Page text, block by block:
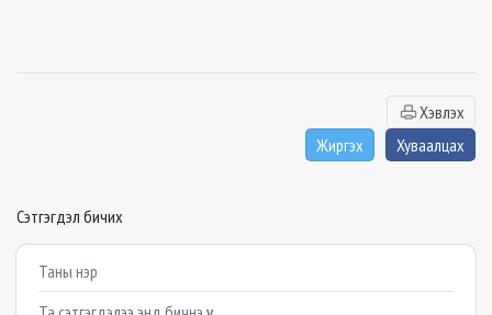
Хэвлэх
Жиргэх
Хуваалцах
Сэтгэгдэл бичих
Example textarea